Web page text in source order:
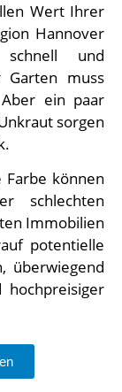
Wert Ihrer
Hannover
und
Garten muss
ein paar
sorgen
können
schlechten
Immobilien
potentielle
überwiegend